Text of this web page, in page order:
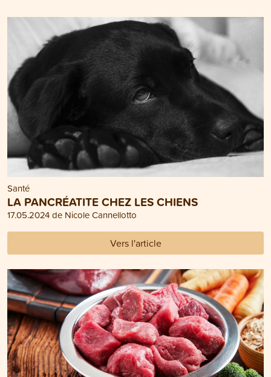
Santé
LA PANCRÉATITE CHEZ LES CHIENS
17.05.2024 de Nicole Cannellotto
Vers l'article